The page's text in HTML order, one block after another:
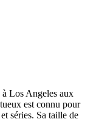
Los Angeles aux
est connu pour
séries. Sa taille de